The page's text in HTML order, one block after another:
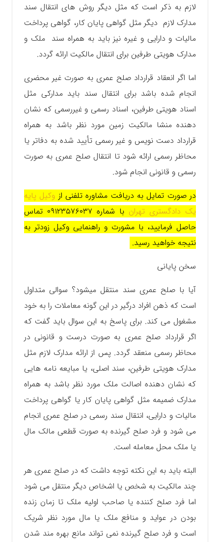
لازم به ذکر است که مثل دیگر روش های انتقال سند
مدارک لازم دیگر مثل گواهی پایان کار، گواهی پرداخت
مالیات و دارایی و غیره نیز باید به همراه سند ملک و
مدارک هویتی طرفین برای انتقال مالکیت ارائه گردد.
اما اگر انعقاد قرارداد صلح عمری به صورت غیر محضری
انجام شده باشد برای انتقال سند باید مدارکی مثل
اسناد هویتی طرفین، اسناد رسمی و غیررسمی که نشان
دهنده منشا مالکیت زمین مورد نظر باشد به همراه
قرارداد دست نویس و غیر رسمی تأیید شده به دفاتر یا
محاظر رسمی ارائه شود تا انتقال صلح عمری به صورت
رسمی و قانونی انجام شود.
در صورت تمایل به دریافت مشاوره تلفنی از وکیل پایه
یک دادگستری تهران
با شماره ۰۹۱۲۳۵۷۶۰۳۷ تماس
حاصل فرمایید، با مشورت و راهنمایی وکیل زودتر به
نتیجه خواهید رسید.
سخن پایانی
آیا با صلح عمری سند منتقل میشود؟ سوالی متداول
است که ذهن افراد درگیر در این گونه معاملات را به خود
مشغول می کند. برای پاسخ به این سوال باید گفت که
اگر قرارداد صلح عمری به صورت درست و قانونی در
محاظر رسمی منعقد گردد. پس از ارائه مدارک لازم مثل
مدارک هویتی طرفین، سند اصلی، یا مبایعه نامه هایی
که نشان دهنده اصالت ملک مورد نظر باشد به همراه
مدارک ضمیمه مثل گواهی پایان کار یا گواهی پرداخت
مالیات و دارایی، انتقال سند رسمی در صلح عمری انجام
می شود و فرد صلح گیرنده به صورت قطعی مالک مال
یا ملک محل معامله است.
البته باید به این نکته توجه داشت که در صلح عمری هر
چند مالکیت به شخص یا اشخاص دیگر منتقل می شود
اما فرد صلح کننده یا صاحب اولیه ملک تا زمان زنده
بودن در عواید و منافع ملک یا مال مورد نظر شریک
است و فرد صلح گیرنده نمی تواند مانع بهره مند شدن